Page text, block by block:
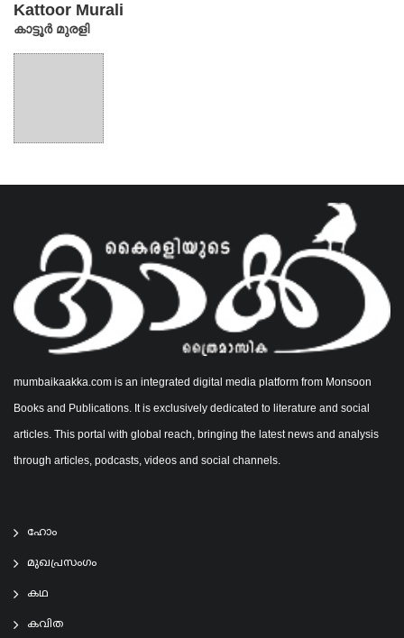
Kattoor Murali
കാട്ടൂര്‍ മുരളി
mumbaikaakka.com is an integrated digital media platform from Monsoon
Books and Publications. It is exclusively dedicated to literature and social
articles. This portal with global reach, bringing the latest news and analysis
through articles, podcasts, videos and social channels.
ഹോം
മുഖപ്രസംഗം
കഥ
കവിത